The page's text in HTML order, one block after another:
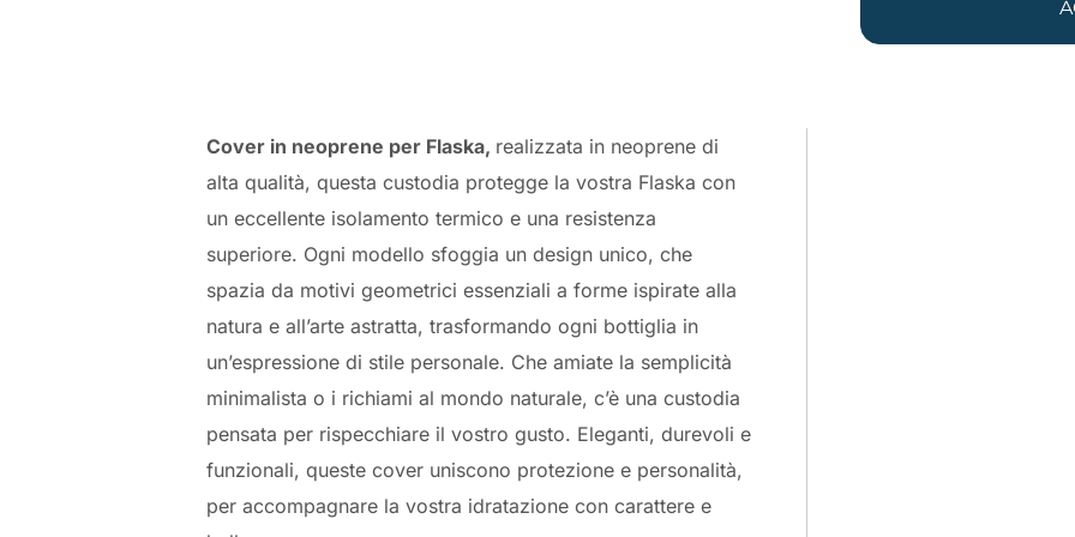
Cover in neoprene per Flaska, realizzata in neoprene di
alta qualità, questa custodia protegge la vostra Flaska con
un eccellente isolamento termico e una resistenza
superiore. Ogni modello sfoggia un design unico, che
spazia da motivi geometrici essenziali a forme ispirate alla
natura e all’arte astratta, trasformando ogni bottiglia in
un’espressione di stile personale. Che amiate la semplicità
minimalista o i richiami al mondo naturale, c’è una custodia
pensata per rispecchiare il vostro gusto. Eleganti, durevoli e
funzionali, queste cover uniscono protezione e personalità,
per accompagnare la vostra idratazione con carattere e